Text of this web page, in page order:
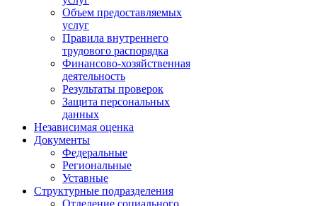
Объем предоставляемых
услуг
Правила внутреннего
трудового распорядка
Финансово-хозяйственная
деятельность
Результаты проверок
Защита персональных
данных
Независимая оценка
Документы
Федеральные
Региональные
Уставные
Структурные подразделения
Отделение социального